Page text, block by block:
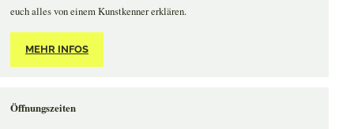
euch alles von einem Kunstkenner erklären.
MEHR INFOS
Öffnungszeiten